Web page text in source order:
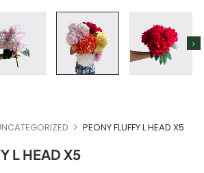
PEONY FLUFFY L HEAD X5
L HEAD X5